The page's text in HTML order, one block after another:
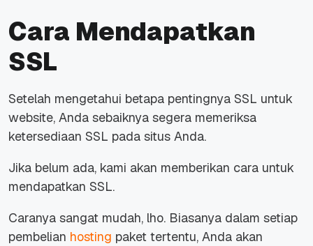
Cara Mendapatkan
SSL
Setelah mengetahui betapa pentingnya SSL untuk
website, Anda sebaiknya segera memeriksa
ketersediaan SSL pada situs Anda.
Jika belum ada, kami akan memberikan cara untuk
mendapatkan SSL.
Caranya sangat mudah, lho. Biasanya dalam setiap
pembelian hosting paket tertentu, Anda akan